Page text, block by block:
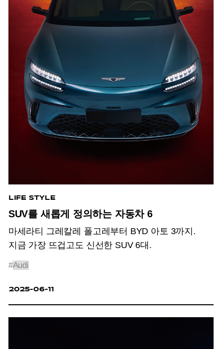
LIFE STYLE
SUV를 새롭게 정의하는 자동차 6
마세라티 그레칼레 폴고레부터 BYD 아토 3까지.
지금 가장 뜨겁고도 신선한 SUV 6대.
#Audi
2025-06-11